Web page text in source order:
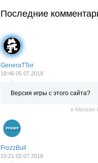
Последние
GeneraTTor
18:46 05.07.2018
Версия игры с этого сайта?
в Monster
FrozzBull
15:21 02.07.2018